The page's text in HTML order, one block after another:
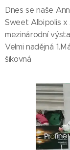
Dnes se naše
Sweet Albipolis x
mezinárodní
Velmi nadějná
šikovná